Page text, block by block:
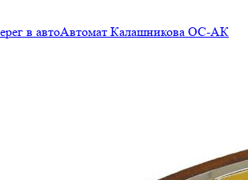
в автоАвтомат Калашникова ОС-АК